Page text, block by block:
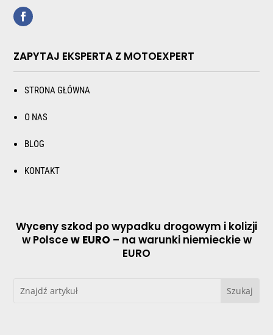
ZAPYTAJ EKSPERTA Z MOTOEXPERT
STRONA GŁÓWNA
O NAS
BLOG
KONTAKT
Wyceny szkod po wypadku drogowym i kolizji
w Polscew EURO – na warunki niemieckie w
EURO